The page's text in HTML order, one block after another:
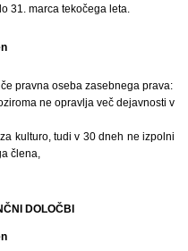
31. marca tekočega leta.
pravna oseba zasebnega prava:
ne opravlja več dejavnosti v
kulturo, tudi v 30 dneh ne izpolni
člena,
DOLOČBI